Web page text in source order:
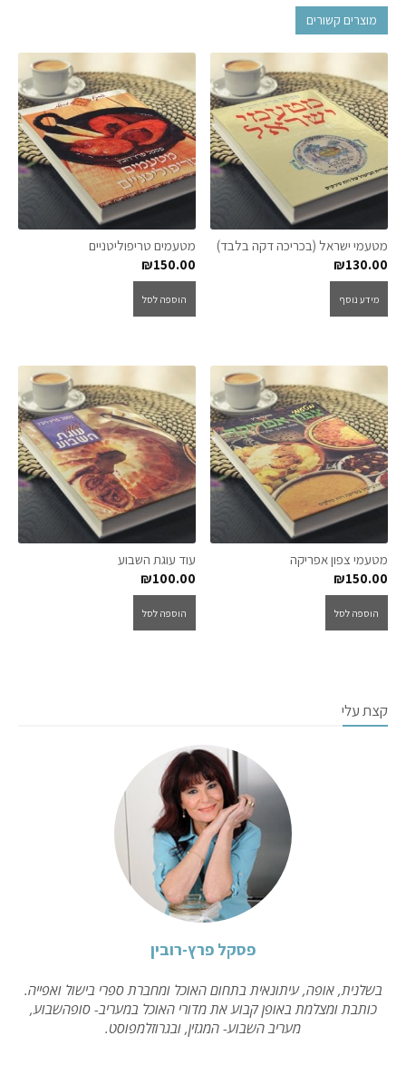
מוצרים קשורים
מטעמי ישראל (בכריכה דקה בלבד)
₪130.00
מידע נוסף
מטעמים טריפוליטניים
₪150.00
הוספה לסל
מטעמי צפון אפריקה
₪150.00
הוספה לסל
עוד עוגת השבוע
₪100.00
הוספה לסל
קצת עלי
פסקל פרץ-רובין
בשלנית, אופה, עיתונאית בתחום האוכל ומחברת ספרי בישול ואפייה.
כותבת ומצלמת באופן קבוע את מדורי האוכל במעריב- סופהשבוע,
מעריב השבוע- המגזין, ובגרוזלמפוסט.